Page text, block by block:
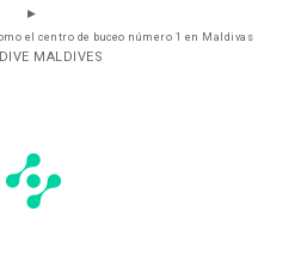
el centro de buceo número 1 en Maldivas
MALDIVES